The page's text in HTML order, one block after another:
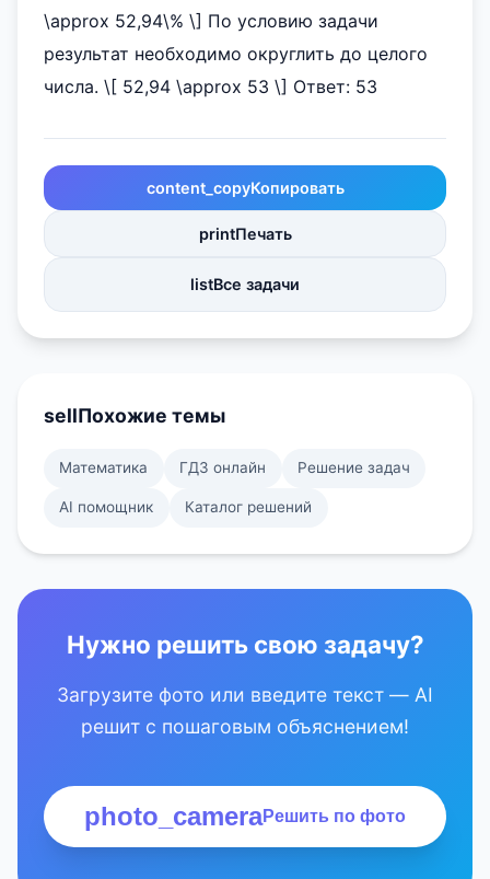
\approx 52,94\% \] По условию задачи
результат необходимо округлить до целого
числа. \[ 52,94 \approx 53 \] Ответ: 53
content_copyКопировать
printПечать
listВсе задачи
sellПохожие темы
Математика ГДЗ онлайн Решение задач
AI помощник Каталог решений
Нужно решить свою задачу?
Загрузите фото или введите текст — AI
решит с пошаговым объяснением!
photo_cameraРешить по фото